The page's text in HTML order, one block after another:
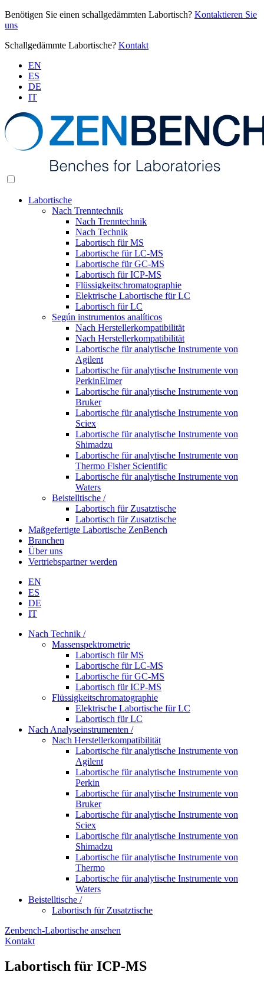
Benötigen Sie einen schallgedämmten Labortisch? Kontaktieren Sie
uns
Schallgedämmte Labortische? Kontakt
EN
ES
DE
IT
Labortische
Nach Trenntechnik
Nach Trenntechnik
Nach Technik
Labortisch für MS
Labortische für LC-MS
Labortische für GC-MS
Labortisch für ICP-MS
Flüssigkeitschromatographie
Elektrische Labortische für LC
Labortisch für LC
Según instrumentos analíticos
Nach Herstellerkompatibilität
Nach Herstellerkompatibilität
Labortische für analytische Instrumente von
Agilent
Labortische für analytische Instrumente von
PerkinElmer
Labortische für analytische Instrumente von
Bruker
Labortische für analytische Instrumente von
Sciex
Labortische für analytische Instrumente von
Shimadzu
Labortische für analytische Instrumente von
Thermo Fisher Scientific
Labortische für analytische Instrumente von
Waters
Beistelltische /
Labortisch für Zusatztische
Labortisch für Zusatztische
Maßgefertigte Labortische ZenBench
Branchen
Über uns
Vertriebspartner werden
EN
ES
DE
IT
Nach Technik /
Massenspektrometrie
Labortisch für MS
Labortische für LC-MS
Labortische für GC-MS
Labortisch für ICP-MS
Flüssigkeitschromatographie
Elektrische Labortische für LC
Labortisch für LC
Nach Analyseinstrumenten /
Nach Herstellerkompatibilität
Labortische für analytische Instrumente von
Agilent
Labortische für analytische Instrumente von
Perkin
Labortische für analytische Instrumente von
Bruker
Labortische für analytische Instrumente von
Sciex
Labortische für analytische Instrumente von
Shimadzu
Labortische für analytische Instrumente von
Thermo
Labortische für analytische Instrumente von
Waters
Beistelltische /
Labortisch für Zusatztische
Zenbench-Labortische ansehen
Kontakt
Labortisch für ICP-MS